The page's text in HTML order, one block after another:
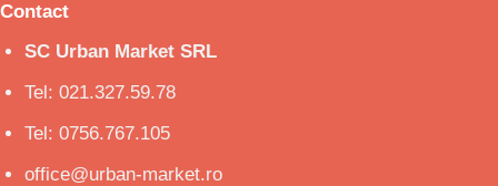
Contact
SC Urban Market SRL
Tel: 021.327.59.78
Tel: 0756.767.105
office@urban-market.ro